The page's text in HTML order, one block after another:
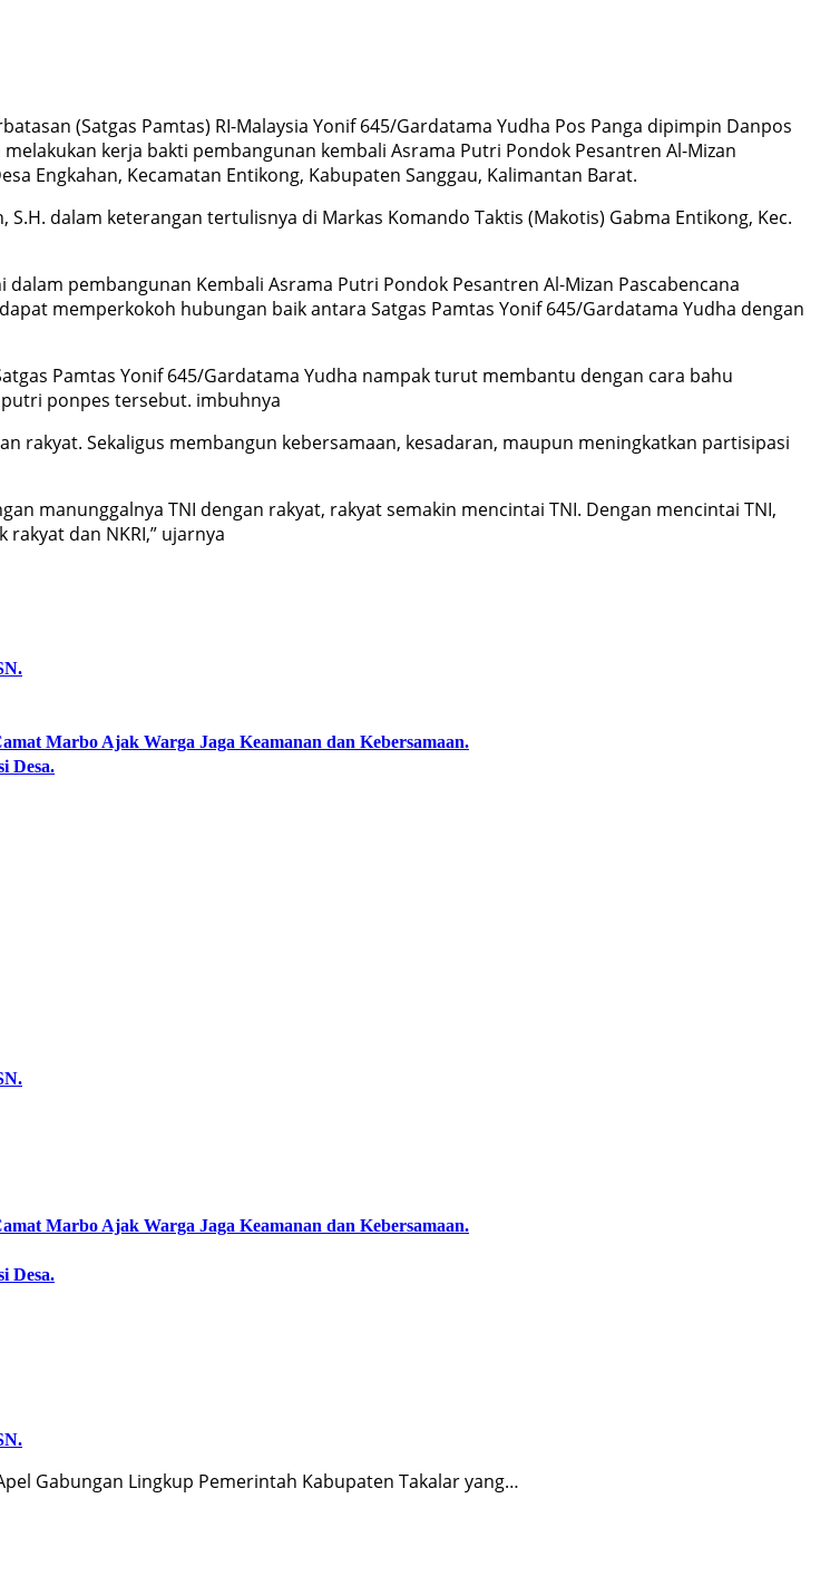
(Satgas Pamtas) RI-Malaysia Yonif 645/Gardatama Yudha Pos Panga dipimpin Danpos
kerja bakti pembangunan kembali Asrama Putri Pondok Pesantren Al-Mizan
Engkahan, Kecamatan Entikong, Kabupaten Sanggau, Kalimantan Barat.
dalam keterangan tertulisnya di Markas Komando Taktis (Makotis) Gabma Entikong, Kec.
pembangunan Kembali Asrama Putri Pondok Pesantren Al-Mizan Pascabencana
memperkokoh hubungan baik antara Satgas Pamtas Yonif 645/Gardatama Yudha dengan
Pamtas Yonif 645/Gardatama Yudha nampak turut membantu dengan cara bahu
ponpes tersebut. imbuhnya
rakyat. Sekaligus membangun kebersamaan, kesadaran, maupun meningkatkan partisipasi
manunggalnya TNI dengan rakyat, rakyat semakin mencintai TNI. Dengan mencintai TNI,
dan NKRI,” ujarnya
Marbo Ajak Warga Jaga Keamanan dan Kebersamaan.
Desa.
Marbo Ajak Warga Jaga Keamanan dan Kebersamaan.
Desa.
Gabungan Lingkup Pemerintah Kabupaten Takalar yang…